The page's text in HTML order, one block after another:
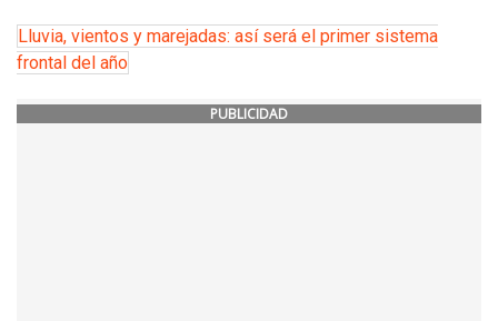
Lluvia, vientos y marejadas: así será el primer sistema
frontal del año
PUBLICIDAD